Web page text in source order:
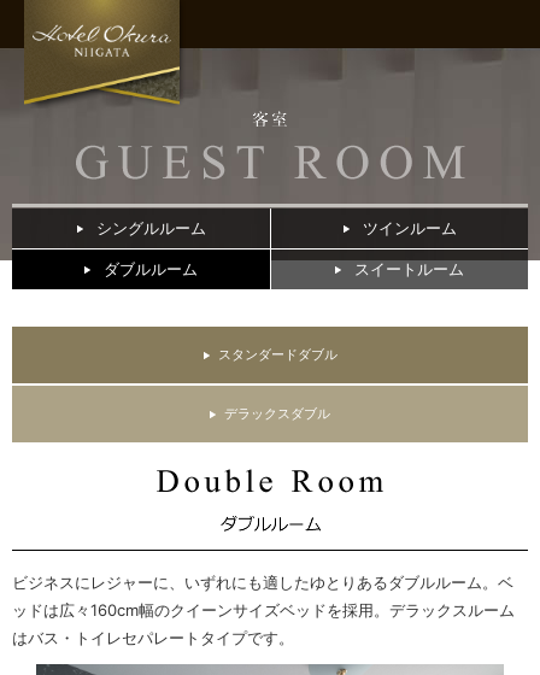
シングルルーム ツインルーム
ダブルルーム スイートルーム
スタンダードダブル
デラックスダブル
ビジネスにレジャーに、いずれにも適したゆとりあるダブルルーム。ベ
ッドは広々160cm幅のクイーンサイズベッドを採用。デラックスルーム
はバス・トイレセパレートタイプです。